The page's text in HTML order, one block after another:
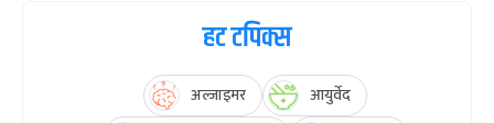
हट टपिक्स
अल्जाइमर
आयुर्वेद